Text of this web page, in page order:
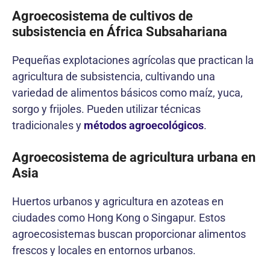
Agroecosistema de cultivos de
subsistencia en África Subsahariana
Pequeñas explotaciones agrícolas que practican la
agricultura de subsistencia, cultivando una
variedad de alimentos básicos como maíz, yuca,
sorgo y frijoles. Pueden utilizar técnicas
tradicionales y métodos agroecológicos.
Agroecosistema de agricultura urbana en
Asia
Huertos urbanos y agricultura en azoteas en
ciudades como Hong Kong o Singapur. Estos
agroecosistemas buscan proporcionar alimentos
frescos y locales en entornos urbanos.